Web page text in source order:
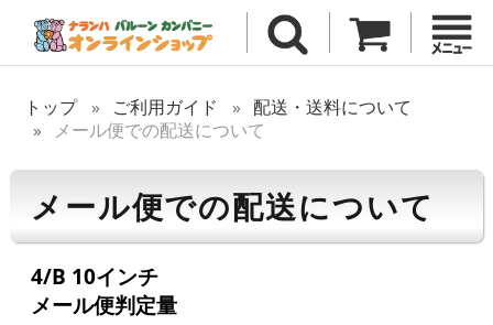
トップ ご利用ガイド
配送・送料について
メール便での配送について
メール便での配送について
4/B 10インチ
メール便判定量